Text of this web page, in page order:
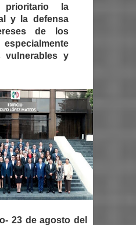
la
y la defensa
de los
vulnerables y
23 de agosto del